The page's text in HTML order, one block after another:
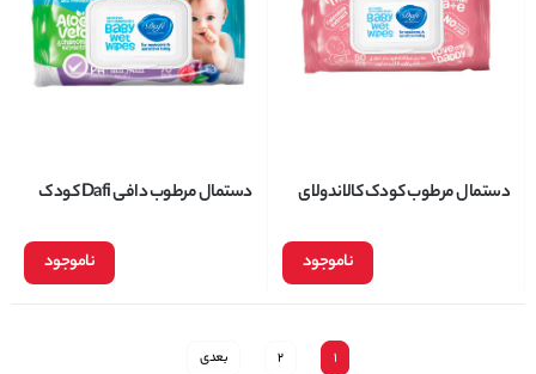
دستمال مرطوب کودک کالاندولای
ناموجود
دستمال مرطوب دافی Dafi کودک
ناموجود
1
2 بعدی